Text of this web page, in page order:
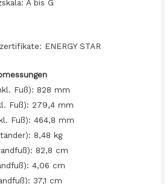
A bis G
ENERGY STAR
Fuß): 828 mm
Fuß): 279,4 mm
Fuß): 464,8 mm
8,48 kg
82,8 cm
4,06 cm
37,1 cm